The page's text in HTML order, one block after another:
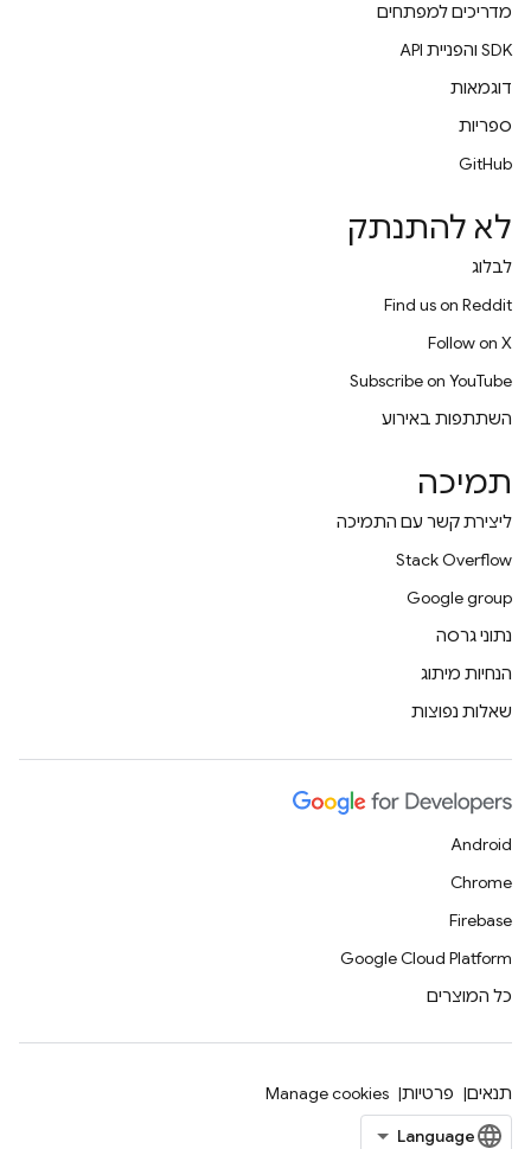
מדריכים למפתחים
‫SDK והפניית API
דוגמאות
ספריות
GitHub
לא להתנתק
לבלוג
Find us on Reddit
Follow on X
Subscribe on YouTube
השתתפות באירוע
תמיכה
ליצירת קשר עם התמיכה
Stack Overflow
Google group
נתוני גרסה
הנחיות מיתוג
שאלות נפוצות
Android
Chrome
Firebase
Google Cloud Platform
כל המוצרים
תנאים פרטיות Manage cookies